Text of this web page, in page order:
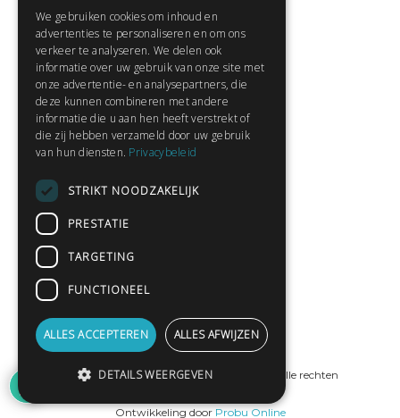
Contact
Huisregels
Snel naar:
Gratis aanmelden
Privacybeleid
Gedichten lezen
Schrijfwedstrijden
Schrijftips
© Copyright 2019 - 2026ProPublishing
· Alle rechten
Ontwikkeling doorProbu Online
We gebruiken cookies om inhoud en
advertenties te personaliseren en om ons
verkeer te analyseren. We delen ook
informatie over uw gebruik van onze site met
onze advertentie- en analysepartners, die
deze kunnen combineren met andere
informatie die u aan hen heeft verstrekt of
die zij hebben verzameld door uw gebruik
van hun diensten. Privacybeleid
STRIKT NOODZAKELIJK
PRESTATIE
TARGETING
FUNCTIONEEL
ALLES ACCEPTEREN ALLES AFWIJZEN
DETAILS WEERGEVEN